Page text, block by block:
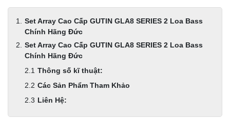
Set Array Cao Cấp GUTIN GLA8 SERIES 2 Loa Bass
Chính Hãng Đức
Set Array Cao Cấp GUTIN GLA8 SERIES 2 Loa Bass
Chính Hãng Đức
Thông số kĩ thuật:
Các Sản Phẩm Tham Khảo
Liên Hệ: